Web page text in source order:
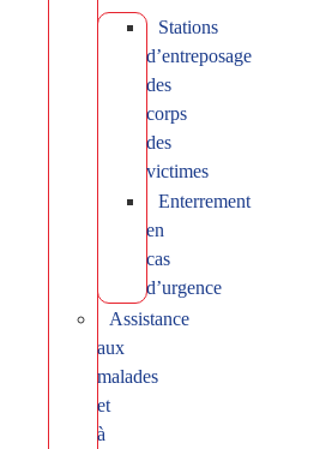
Stations
d’entreposage
des
corps
des
victimes
Enterrement
en
cas
d’urgence
Assistance
aux
malades
et
à